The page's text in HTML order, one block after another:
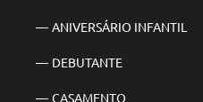
ANIVERSÁRIO INFANTIL
DEBUTANTE
CASAMENTO